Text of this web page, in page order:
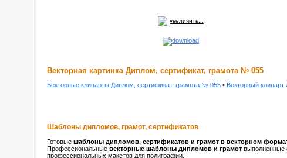
увеличить...
Векторная картинка Диплом, сертификат, грамота № 055
Векторные клипарты Диплом, сертификат, грамота № 055 • Векторный
Шаблоны дипломов, грамот, сертификатов
Готовые шаблоны дипломов, сертификатов и грамот в векторном
Профессиональные векторные шаблоны дипломов и грамот выполненные
профессиональных макетов для полиграфии.